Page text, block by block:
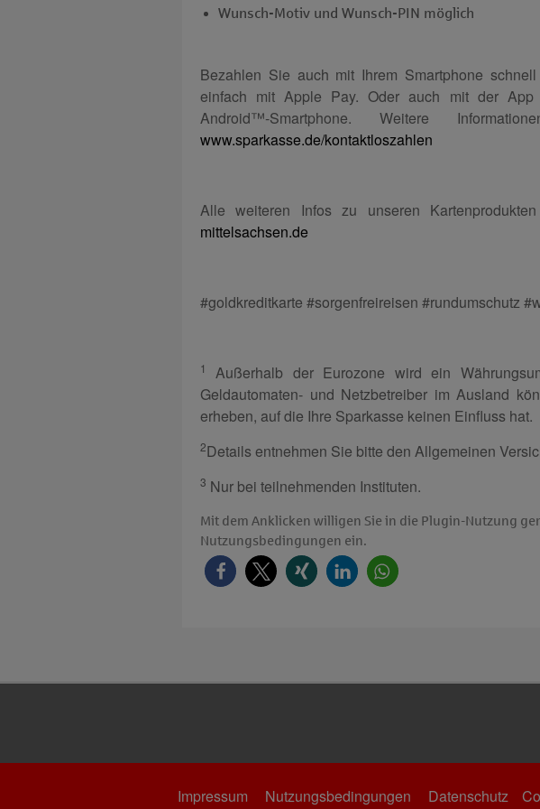
Wunsch-Motiv und Wunsch-PIN möglich
Bezahlen Sie auch mit Ihrem Smart­phone
einfach mit Apple Pay. Oder auch mit der App
Android™-Smart­phone. Weitere
www.sparkasse.de/kontaktloszahlen
Alle weiteren Infos zu unseren
mittelsachsen.de
#goldkreditkarte #sorgenfreireisen #rundumschutz
1
Außerhalb der Eurozone wird ein
Geldautomaten- und Netzbetreiber im Ausland
erheben, auf die Ihre Sparkasse keinen Einfluss hat.
2Details entnehmen Sie bitte den Allgemeinen
3 Nur bei teilnehmenden Instituten.
Mit dem Anklicken willigen Sie in die Plugin-Nutzung
Nutzungsbedingungen ein.
Impressum Nutzungsbedingungen Datenschutz